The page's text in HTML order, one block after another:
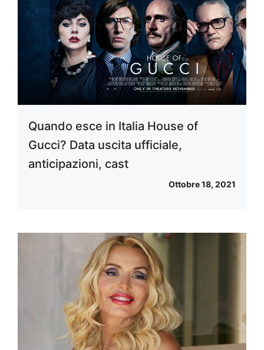
Quando esce in Italia House of
Gucci? Data uscita ufficiale,
anticipazioni, cast
Ottobre 18, 2021